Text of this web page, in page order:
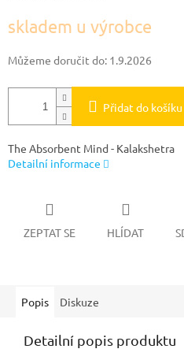
cena:
skladem u výrobce
Můžeme doručit do: 1.9.2026
Přidat do košíku
The Absorbent Mind - Kalakshetra
Detailní informace
ZEPTAT SE HLÍDAT
Popis Diskuze
Detailní popis produktu